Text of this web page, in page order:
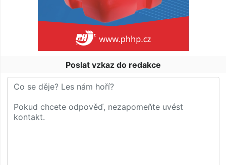
Poslat vzkaz do redakce